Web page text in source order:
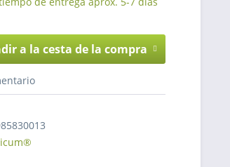
a la cesta de la compra